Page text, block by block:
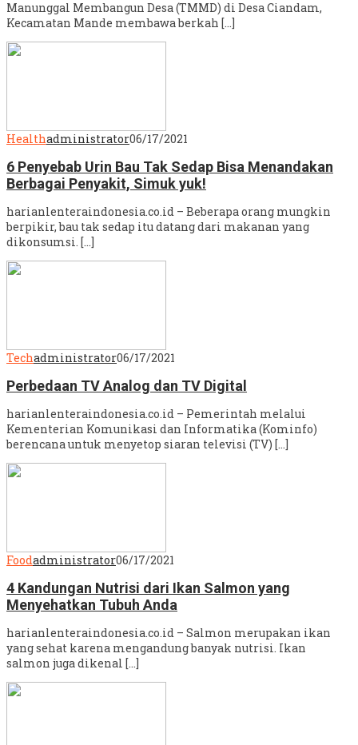
Manunggal Membangun Desa (TMMD) di Desa Ciandam,
Kecamatan Mande membawa berkah […]
Healthadministrator06/17/2021
6 Penyebab Urin Bau Tak Sedap Bisa Menandakan
Berbagai Penyakit, Simuk yuk!
harianlenteraindonesia.co.id – Beberapa orang mungkin
berpikir, bau tak sedap itu datang dari makanan yang
dikonsumsi. […]
Techadministrator06/17/2021
Perbedaan TV Analog dan TV Digital
harianlenteraindonesia.co.id – Pemerintah melalui
Kementerian Komunikasi dan Informatika (Kominfo)
berencana untuk menyetop siaran televisi (TV) […]
Foodadministrator06/17/2021
4 Kandungan Nutrisi dari Ikan Salmon yang
Menyehatkan Tubuh Anda
harianlenteraindonesia.co.id – Salmon merupakan ikan
yang sehat karena mengandung banyak nutrisi. Ikan
salmon juga dikenal […]